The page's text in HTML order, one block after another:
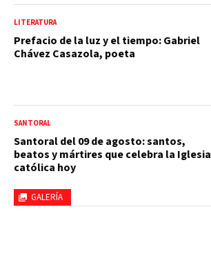
LITERATURA
Prefacio de la luz y el tiempo: Gabriel
Chávez Casazola, poeta
GALERÍA
SANTORAL
Santoral del 09 de agosto: santos,
beatos y mártires que celebra la Iglesia
católica hoy